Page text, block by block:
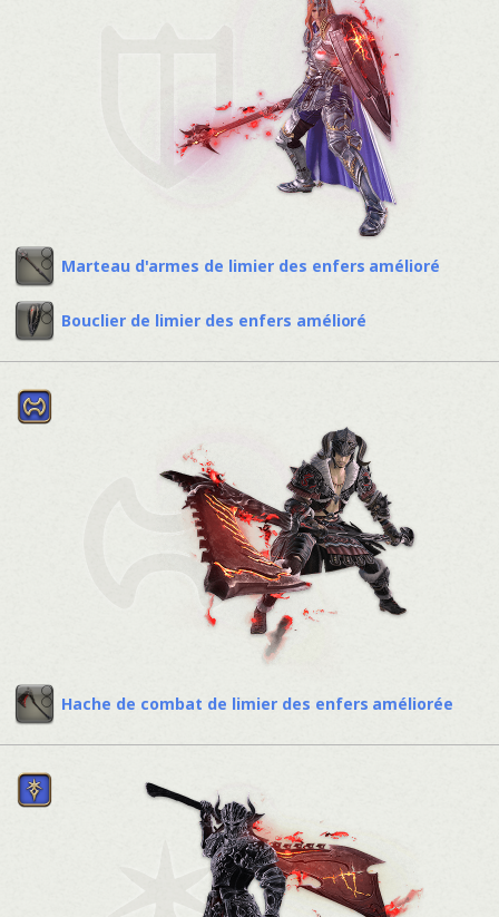
Marteau d'armes de limier des enfers amélioré
Bouclier de limier des enfers amélioré
Hache de combat de limier des enfers améliorée